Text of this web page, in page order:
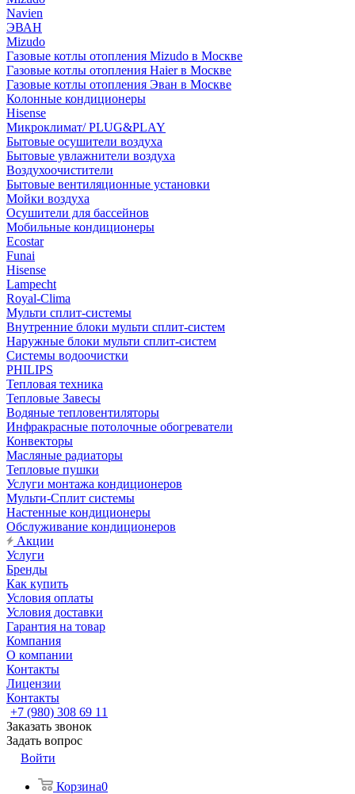
Navien
ЭВАН
Mizudo
Газовые котлы отопления Mizudo в Москве
Газовые котлы отопления Haier в Москве
Газовые котлы отопления Эван в Москве
Колонные кондиционеры
Hisense
Микроклимат/ PLUG&PLAY
Бытовые осушители воздуха
Бытовые увлажнители воздуха
Воздухоочистители
Бытовые вентиляционные установки
Мойки воздуха
Осушители для бассейнов
Мобильные кондиционеры
Ecostar
Funai
Hisense
Lampecht
Royal-Clima
Мульти сплит-системы
Внутренние блоки мульти сплит-систем
Наружные блоки мульти сплит-систем
Системы водоочистки
PHILIPS
Тепловая техника
Тепловые Завесы
Водяные тепловентиляторы
Инфракрасные потолочные обогреватели
Конвекторы
Масляные радиаторы
Тепловые пушки
Услуги монтажа кондиционеров
Мульти-Сплит системы
Настенные кондиционеры
Обслуживание кондиционеров
Акции
Услуги
Бренды
Как купить
Условия оплаты
Условия доставки
Гарантия на товар
Компания
О компании
Контакты
Лицензии
Контакты
+7 (980) 308 69 11
Заказать звонок
Задать вопрос
Войти
Корзина0